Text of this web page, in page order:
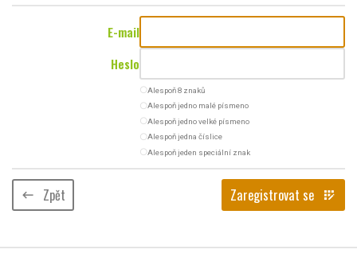
E-mail
Heslo
radio_button_uncheckedAlespoň 8 znaků
radio_button_uncheckedAlespoň jedno malé písmeno
radio_button_uncheckedAlespoň jedno velké písmeno
radio_button_uncheckedAlespoň jedna číslice
radio_button_uncheckedAlespoň jeden speciální znak
keyboard_backspace Zpět Zaregistrovat se app_registration